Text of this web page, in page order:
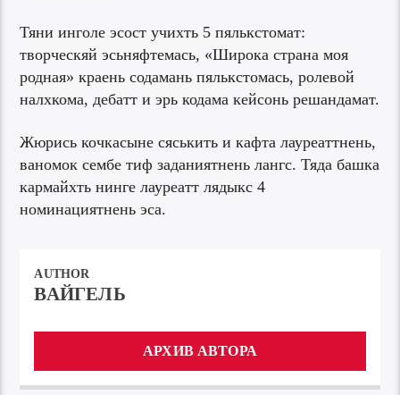
Тяни инголе эсост учихть 5 пялькстомат:
творческяй эсьняфтемась, «Широка страна моя
родная» краень содамань пялькстомась, ролевой
налхкома, дебатт и эрь кодама кейсонь решандамат.
Жюрись кочкасыне сяськить и кафта лауреаттнень,
ваномок сембе тиф заданиятнень лангс. Тяда башка
кармайхть нинге лауреатт лядыкс 4
номинациятнень эса.
AUTHOR
ВАЙГЕЛЬ
АРХИВ АВТОРА